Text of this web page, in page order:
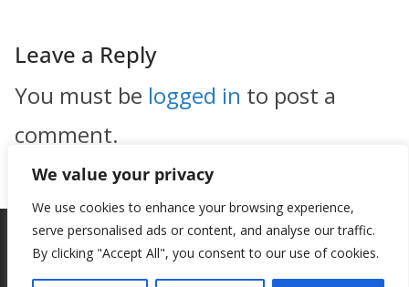
We value your privacy
We use cookies to enhance your browsing experience,
serve personalised ads or content, and analyse our traffic.
By clicking "Accept All", you consent to our use of cookies.
Leave a Reply
You must be logged in to post a
comment.